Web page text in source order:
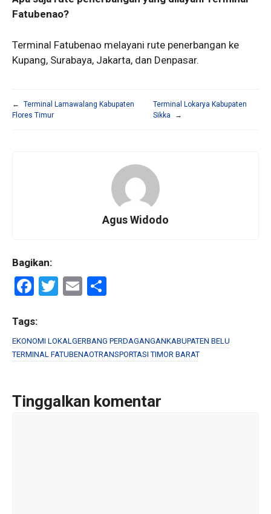
Fatubenao?
Terminal Fatubenao melayani rute penerbangan ke
Kupang, Surabaya, Jakarta, dan Denpasar.
←
Terminal Lamawalang Kabupaten
Flores Timur
Terminal Lokarya Kabupaten
Sikka
→
Agus Widodo
Bagikan:
F
ce
b
o
k
T
er
E
e
Tags:
EKONOMI LOKAL GERBANG PERDAGANGANKABUPATEN BELU
TERMINAL FATUBENAOTRANSPORTASI TIMOR BARAT
Tinggalkan komentar